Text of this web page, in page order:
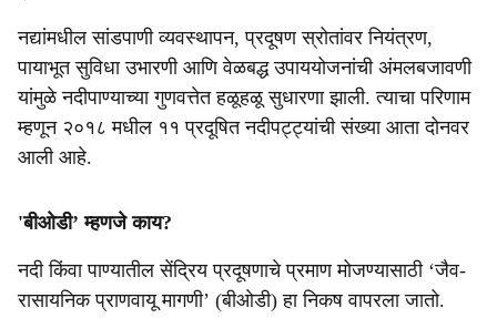
नद्यांमधील सांडपाणी व्यवस्थापन, प्रदूषण स्रोतांवर नियंत्रण,
पायाभूत सुविधा उभारणी आणि वेळबद्ध उपाययोजनांची अंमलबजावणी
यांमुळे नदीपाण्याच्या गुणवत्तेत हळूहळू सुधारणा झाली. त्याचा परिणाम
म्हणून २०१८ मधील ११ प्रदूषित नदीपट्ट्यांची संख्या आता दोनवर
आली आहे.
'बीओडी’ म्हणजे काय?
नदी किंवा पाण्यातील सेंद्रिय प्रदूषणाचे प्रमाण मोजण्यासाठी ‘जैव-
रासायनिक प्राणवायू मागणी’ (बीओडी) हा निकष वापरला जातो.